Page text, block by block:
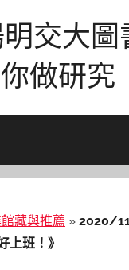
明交大
你做研究
藏與推薦 » 2020/
上班！》